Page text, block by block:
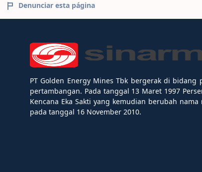
Denunciar esta página
PT Golden Energy Mines Tbk bergerak di
pertambangan. Pada tanggal 13 Maret 1997
Kencana Eka Sakti yang kemudian berubah
pada tanggal 16 November 2010.